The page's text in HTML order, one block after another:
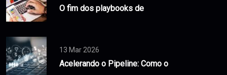
O fim dos playbooks de
13 Mar 2026
Acelerando o Pipeline: Como o